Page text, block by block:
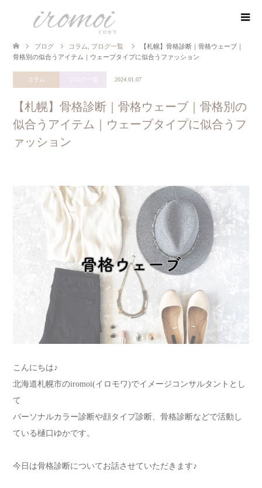
ブログ コラム ブログ一覧
【札幌】骨格診断｜骨格ウェーブ｜
骨格別の似合うアイテム｜ウェーブタイプに似合うファッション
コラム 2024.01.07
【札幌】骨格診断｜骨格ウェーブ｜骨格別の
似合うアイテム｜ウェーブタイプに似合うフ
ァッション
こんにちは♪
北海道札幌市のiromoi(イロモワ)でイメージコンサルタントとし
て
パーソナルカラー診断や顔タイプ診断、骨格診断などで活動し
ている樋口ゆかです。
今日は骨格診断についてお話させていただきます♪